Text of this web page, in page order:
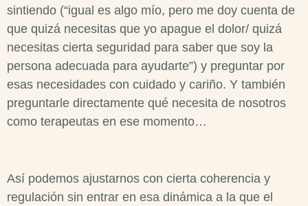
sintiendo (“igual es algo mío, pero me doy cuenta de
que quizá necesitas que yo apague el dolor/ quizá
necesitas cierta seguridad para saber que soy la
persona adecuada para ayudarte”) y preguntar por
esas necesidades con cuidado y cariño. Y también
preguntarle directamente qué necesita de nosotros
como terapeutas en ese momento…
Así podemos ajustarnos con cierta coherencia y
regulación sin entrar en esa dinámica a la que el